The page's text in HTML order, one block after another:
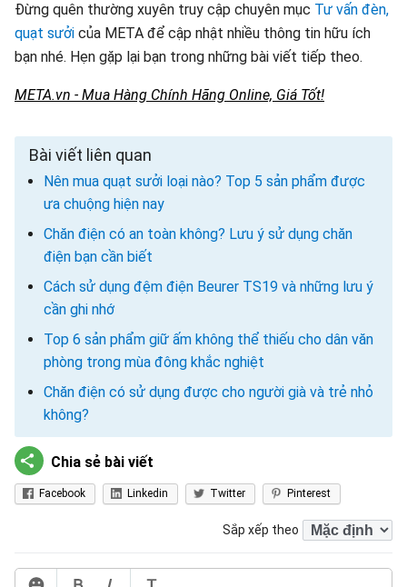
Đừng quên thường xuyên truy cập chuyên mục Tư vấn đèn,
quạt sưởi của META để cập nhật nhiều thông tin hữu ích
bạn nhé. Hẹn gặp lại bạn trong những bài viết tiếp theo.
META.vn - Mua Hàng Chính Hãng Online, Giá Tốt!
Bài viết liên quan
Nên mua quạt sưởi loại nào? Top 5 sản phẩm được
ưa chuộng hiện nay
Chăn điện có an toàn không? Lưu ý sử dụng chăn
điện bạn cần biết
Cách sử dụng đệm điện Beurer TS19 và những lưu ý
cần ghi nhớ
Top 6 sản phẩm giữ ấm không thể thiếu cho dân văn
phòng trong mùa đông khắc nghiệt
Chăn điện có sử dụng được cho người già và trẻ nhỏ
không?
Chia sẻ bài viết
Facebook Linkedin Twitter Pinterest
Sắp xếp theo